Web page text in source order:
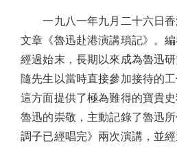
一九八一年九月二十六日香
文章《魯迅赴港演講瑣記》。
經過始末，長期以來成為魯迅
隨先生以當時直接參加接待的
這方面提供了極為難得的寶貴
魯迅的崇敬，主動記錄了魯迅
調子已經唱完》兩次演講，並